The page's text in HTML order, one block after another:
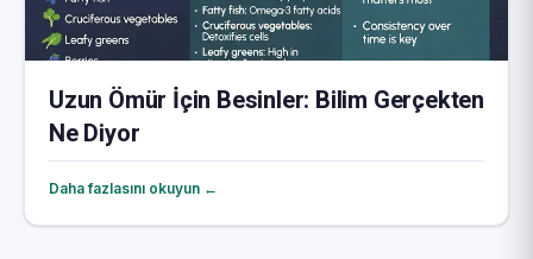
Uzun Ömür İçin Besinler: Bilim Gerçekten
Ne Diyor
Daha fazlasını okuyun ←